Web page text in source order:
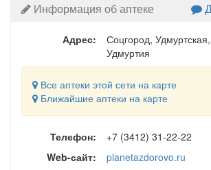
Информация об аптеке
Адрес: Соцгород,
Удмуртия
Все аптеки этой сети на карте
Ближайшие аптеки на карте
Телефон:
+7 (3412) 31-22-22
Web-сайт:
planetazdorovo.ru